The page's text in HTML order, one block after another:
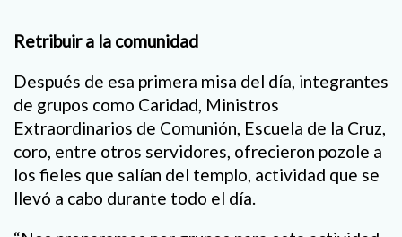
Retribuir a la comunidad
Después de esa primera misa del día, integrantes
de grupos como Caridad, Ministros
Extraordinarios de Comunión, Escuela de la Cruz,
coro, entre otros servidores, ofrecieron pozole a
los fieles que salían del templo, actividad que se
llevó a cabo durante todo el día.